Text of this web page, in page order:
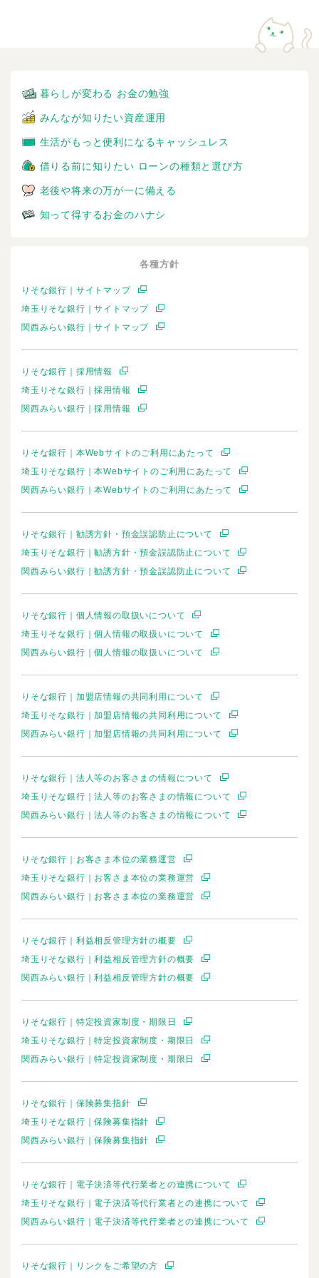
暮らしが変わる お金の勉強
みんなが知りたい資産運用
生活がもっと便利になるキャッシュレス
借りる前に知りたい ローンの種類と選び方
老後や将来の万が一に備える
知って得するお金のハナシ
各種方針
りそな銀行｜サイトマップ
埼玉りそな銀行｜サイトマップ
関西みらい銀行｜サイトマップ
りそな銀行｜採用情報
埼玉りそな銀行｜採用情報
関西みらい銀行｜採用情報
りそな銀行｜本Webサイトのご利用にあたって
埼玉りそな銀行｜本Webサイトのご利用にあたって
関西みらい銀行｜本Webサイトのご利用にあたって
りそな銀行｜勧誘方針・預金誤認防止について
埼玉りそな銀行｜勧誘方針・預金誤認防止について
関西みらい銀行｜勧誘方針・預金誤認防止について
りそな銀行｜個人情報の取扱いについて
埼玉りそな銀行｜個人情報の取扱いについて
関西みらい銀行｜個人情報の取扱いについて
りそな銀行｜加盟店情報の共同利用について
埼玉りそな銀行｜加盟店情報の共同利用について
関西みらい銀行｜加盟店情報の共同利用について
りそな銀行｜法人等のお客さまの情報について
埼玉りそな銀行｜法人等のお客さまの情報について
関西みらい銀行｜法人等のお客さまの情報について
りそな銀行｜お客さま本位の業務運営
埼玉りそな銀行｜お客さま本位の業務運営
関西みらい銀行｜お客さま本位の業務運営
りそな銀行｜利益相反管理方針の概要
埼玉りそな銀行｜利益相反管理方針の概要
関西みらい銀行｜利益相反管理方針の概要
りそな銀行｜特定投資家制度・期限日
埼玉りそな銀行｜特定投資家制度・期限日
関西みらい銀行｜特定投資家制度・期限日
りそな銀行｜保険募集指針
埼玉りそな銀行｜保険募集指針
関西みらい銀行｜保険募集指針
りそな銀行｜電子決済等代行業者との連携について
埼玉りそな銀行｜電子決済等代行業者との連携について
関西みらい銀行｜電子決済等代行業者との連携について
りそな銀行｜リンクをご希望の方